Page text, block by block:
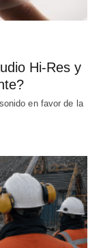
Hi-Res y
en favor de la